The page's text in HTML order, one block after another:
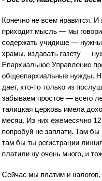
Конечно не всем нравится.
приходит мысль — мы
содержать учидище — нужны
храмы, издавать газету —
Епархиальное Управление
общеепархиальные нужды.
дает, кто-то только из
забываем простое — всего
талицкая церковь имела
месяц. Из них ежемесячно
попробуй не заплати. Там бы
там бы ты регистрации
платили ну очень много, и
Сейчас мы платим и налогов,